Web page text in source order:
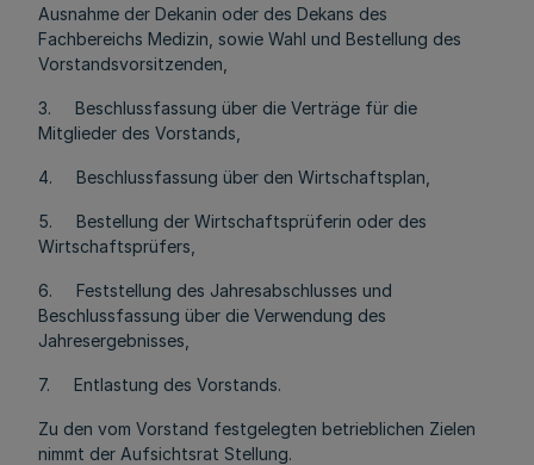
Ausnahme der Dekanin oder des Dekans des
Fachbereichs Medizin, sowie Wahl und Bestellung des
Vorstandsvorsitzenden,
3. Beschlussfassung über die Verträge für die
Mitglieder des Vorstands,
4. Beschlussfassung über den Wirtschaftsplan,
5. Bestellung der Wirtschaftsprüferin oder des
Wirtschaftsprüfers,
6. Feststellung des Jahresabschlusses und
Beschlussfassung über die Verwendung des
Jahresergebnisses,
7. Entlastung des Vorstands.
Zu den vom Vorstand festgelegten betrieblichen Zielen
nimmt der Aufsichtsrat Stellung.